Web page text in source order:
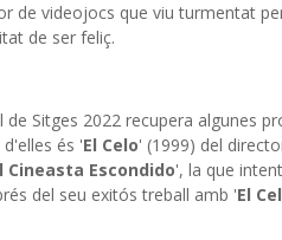
de videojocs que viu turmentat
de ser feliç.
Sitges 2022 recupera algunes
és 'El Celo' (1999) del
Cineasta Escondido', la que
del seu exitós treball amb 'El